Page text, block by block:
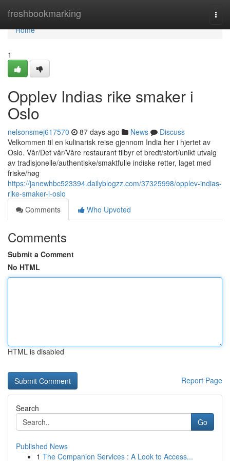
freshbookmarking
Home
Home
1
Opplev Indias rike smaker i
Oslo
nelsonsmej617570 87 days ago News
Discuss
Velkommen til en kulinarisk reise gjennom India her i hjertet av
Oslo. Vår/Det vår/Våre restaurant tilbyr et bredt/stort/unikt utvalg
av tradisjonelle/authentiske/smaktfulle indiske retter, laget med
friske/høg
https://janewhbc523394.dailyblogzz.com/37325998/opplev-indias-
rike-smaker-i-oslo
Comments
Who Upvoted
Comments
Submit a Comment
No HTML
HTML is disabled
Report Page
Search
Go
Published News
1 The Companion Services : A Look to Access...